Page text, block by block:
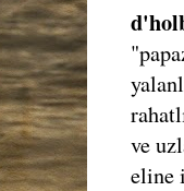
ve
eline